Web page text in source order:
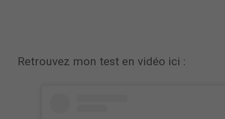
Retrouvez mon test en vidéo ici :